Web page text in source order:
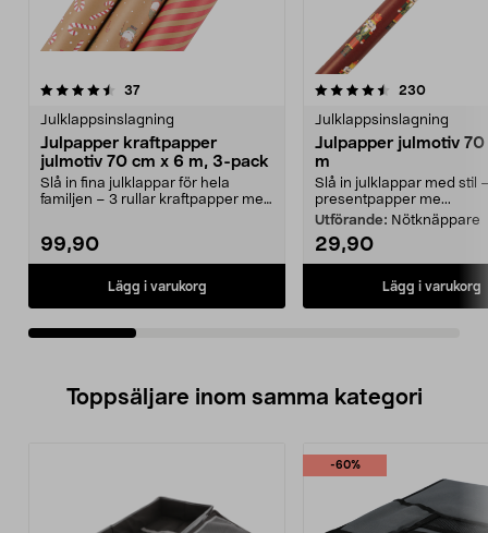
37recensioner
Julklappsinslagning
Julpapper kraftpapper
julmotiv 70 cm x 6 m, 3-pack
Slå in fina julklappar för hela
familjen – 3 rullar kraftpapper med
99,90
Lägg i varukorg
4.5av 5 stjärnor 230
Julklappsinslagning
Julpapper julmotiv 70
m
Slå in julklappar med stil
presentpapper me...
Utförande: Nötknäppare
29,90
Lägg i varukorg
4.5av 5 stjärnor
Toppsäljare inom samma kategori
-60%